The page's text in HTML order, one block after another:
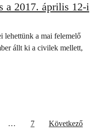
a 2017. április 12-i
lehettünk a mai felemelő
állt ki a civilek mellett,
… 7 Következő